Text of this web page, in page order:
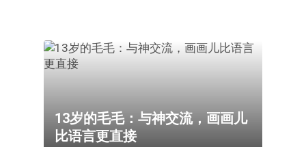
13岁的毛毛：与神交流，画画儿
比语言更直接